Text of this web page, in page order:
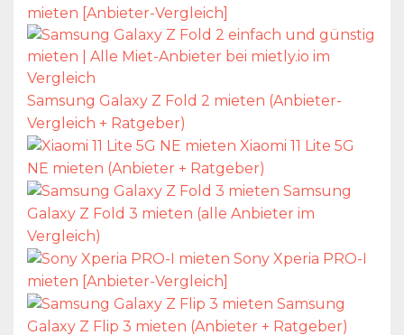
mieten [Anbieter-Vergleich]
Samsung Galaxy Z Fold 2 mieten (Anbieter-
Vergleich + Ratgeber)
Xiaomi 11 Lite 5G
NE mieten (Anbieter + Ratgeber)
Samsung
Galaxy Z Fold 3 mieten (alle Anbieter im
Vergleich)
Sony Xperia PRO-I
mieten [Anbieter-Vergleich]
Samsung
Galaxy Z Flip 3 mieten (Anbieter + Ratgeber)